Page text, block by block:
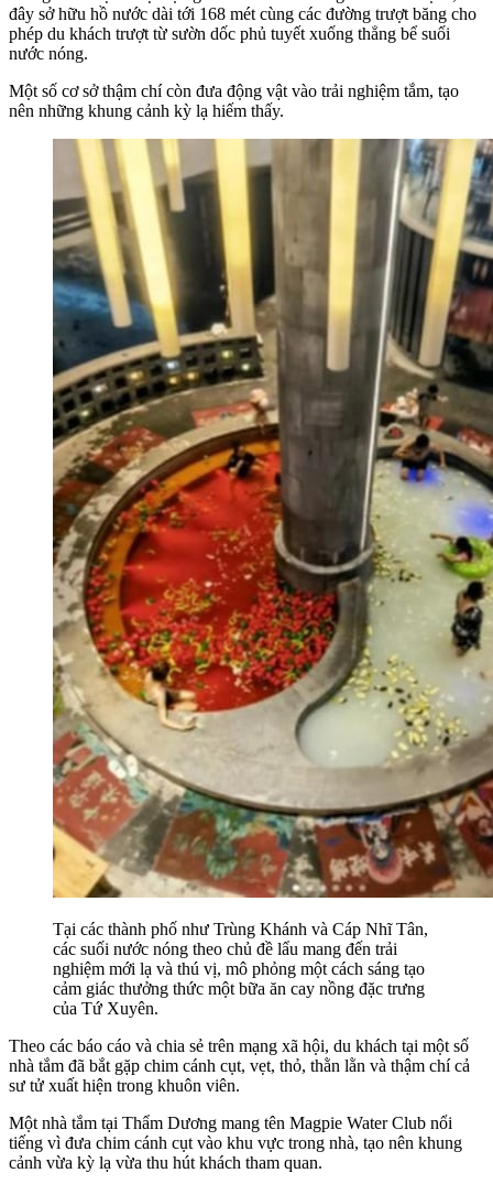
đây sở hữu hồ nước dài tới 168 mét cùng các đường trượt băng cho
phép du khách trượt từ sườn dốc phủ tuyết xuống thẳng bể suối
nước nóng.
Một số cơ sở thậm chí còn đưa động vật vào trải nghiệm tắm, tạo
nên những khung cảnh kỳ lạ hiếm thấy.
Tại các thành phố như Trùng Khánh và Cáp Nhĩ Tân,
các suối nước nóng theo chủ đề lẩu mang đến trải
nghiệm mới lạ và thú vị, mô phỏng một cách sáng tạo
cảm giác thưởng thức một bữa ăn cay nồng đặc trưng
của Tứ Xuyên.
Theo các báo cáo và chia sẻ trên mạng xã hội, du khách tại một số
nhà tắm đã bắt gặp chim cánh cụt, vẹt, thỏ, thằn lằn và thậm chí cả
sư tử xuất hiện trong khuôn viên.
Một nhà tắm tại Thẩm Dương mang tên Magpie Water Club nổi
tiếng vì đưa chim cánh cụt vào khu vực trong nhà, tạo nên khung
cảnh vừa kỳ lạ vừa thu hút khách tham quan.